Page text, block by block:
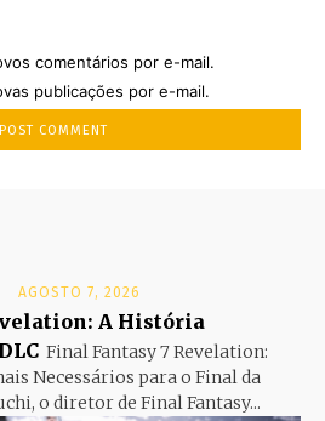
comentários por e-mail.
publicações por e-mail.
AGOSTO 7, 2026
A História
Final Fantasy 7 Revelation:
Necessários para o Final da
o diretor de Final Fantasy...